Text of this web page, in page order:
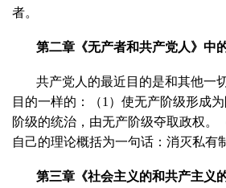
者。
第二章《无产者和共产党人》中
共产党人的最近目的是和其他一
目的一样的：（1）使无产阶级形成
阶级的统治，由无产阶级夺取政权。
自己的理论概括为一句话：消灭私有
第三章《社会主义的和共产主义